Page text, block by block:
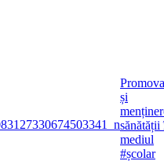
și
sănătății
mediul
#școlar